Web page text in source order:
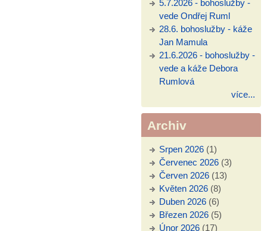
5.7.2026 - bohoslužby -
vede Ondřej Ruml
28.6. bohoslužby - káže
Jan Mamula
21.6.2026 - bohoslužby -
vede a káže Debora
Rumlová
více...
Archiv
Srpen 2026(1)
Červenec 2026(3)
Červen 2026(13)
Květen 2026(8)
Duben 2026(6)
Březen 2026(5)
Únor 2026(17)